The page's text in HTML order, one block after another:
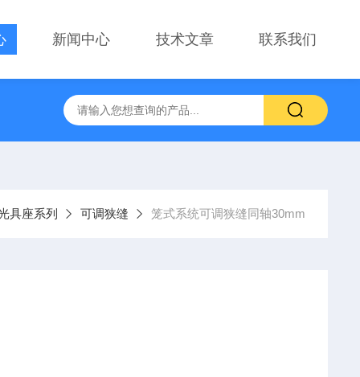
新闻中心 技术文章 联系我们
微镜物镜 PT-GD402电动升降台、位移台 电动滑台升降桌
具座系列 可调狭缝 笼式系统可调狭缝同轴30mm